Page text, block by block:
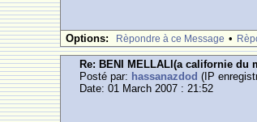
Options: Rèpondre à ce Message •
Re: BENI MELLALl(a californie du
Posté par: hassanazdod (IP
Date: 01 March 2007 : 21:52